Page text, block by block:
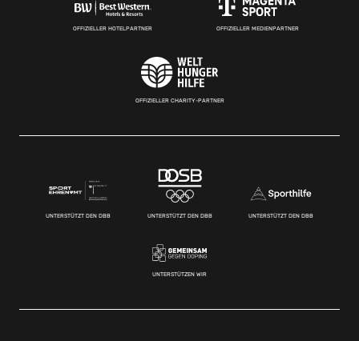
OFFIZIELLER HOTELPARTNER OFFIZIELLER MEDIENPARTNER
OFFIZIELLER CHARITY-PARTNER
UNTERSTÜTZT DEN DBB UNTERSTÜTZT DEN DBB UNTERSTÜTZT DEN DBB
UNTERSTÜTZEN WIR